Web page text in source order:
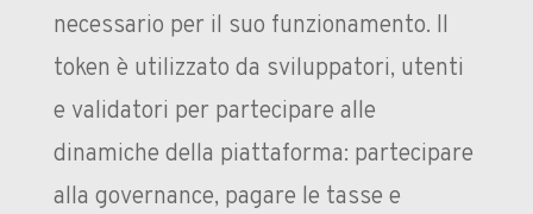
necessario per il suo funzionamento. Il
token è utilizzato da sviluppatori, utenti
e validatori per partecipare alle
dinamiche della piattaforma: partecipare
alla governance, pagare le tasse e